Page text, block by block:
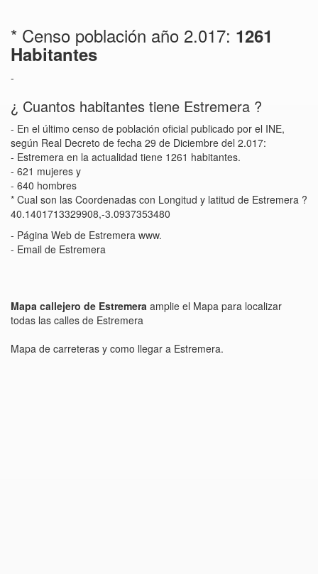
* Censo población año 2.017: 1261
Habitantes
-
¿ Cuantos habitantes tiene Estremera ?
- En el último censo de población oficial publicado por el INE,
según Real Decreto de fecha 29 de Diciembre del 2.017:
- Estremera en la actualidad tiene 1261 habitantes.
- 621 mujeres y
- 640 hombres
* Cual son las Coordenadas con Longitud y latitud de Estremera ?
40.1401713329908,-3.0937353480
- Página Web de Estremera www.
- Email de Estremera
Mapa callejero de Estremera amplie el Mapa para localizar
todas las calles de Estremera
Mapa de carreteras y como llegar a Estremera.